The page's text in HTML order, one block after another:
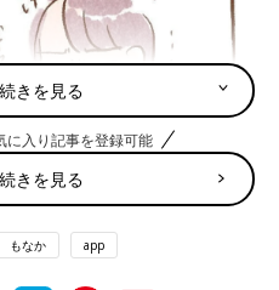
きを見る
に入り記事を登録可能
きを見る
もなか app